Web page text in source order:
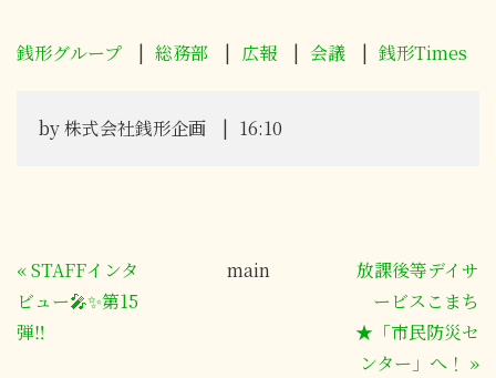
銭形グループ 総務部 広報 会議 銭形Times
by株式会社銭形企画 16:10
«STAFFインタ
ビュー🎤✨第15
弾‼
main
放課後等デイサ
ービスこまち
★「市民防災セ
ンター」へ！ »